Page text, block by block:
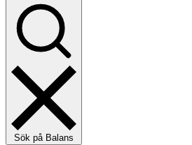
Sök på Balans